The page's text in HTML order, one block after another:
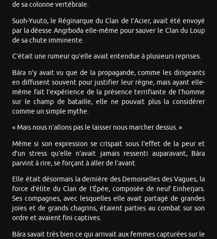
de sa colonne vertébrale.
Suoh-Yuuto, le Réginarque du Clan de l’Acier, avait été envoyé
par la déesse Angrboða elle-même pour sauver le Clan du Loup
de sa chute imminente.
C’était une rumeur qu’elle avait entendue à plusieurs reprises.
Bára n’y avait vu que de la propagande, comme les dirigeants
en diffusent souvent pour justifier leur règne, mais ayant elle-
même fait l’expérience de la présence terrifiante de l’homme
sur le champ de bataille, elle ne pouvait plus la considérer
comme un simple mythe.
« Mais nous n’allons pas le laisser nous marcher dessus. »
Même si son expression se crispait sous l’effet de la peur et
d’un stress qu’elle n’avait jamais ressenti auparavant, Bára
parvint à rire, se forçant à aller de l’avant.
Elle était désormais la dernière des Demoiselles des Vagues, la
force d’élite du Clan de l’Épée, composée de neuf Einherjars.
Ses compagnes, avec lesquelles elle avait partagé de grandes
joies et de grands chagrins, étaient parties au combat sur son
ordre et avaient fini captives.
Bára savait très bien ce qui arrivait aux femmes capturées sur le